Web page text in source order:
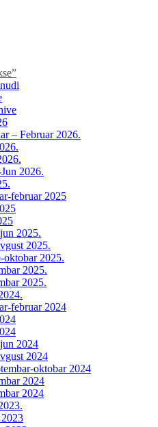
– Februar 2026.
2026.
februar 2025
2025.
2025.
oktobar 2025.
2025.
2025.
februar 2024
2024
2024
oktobar 2024
2024
2024